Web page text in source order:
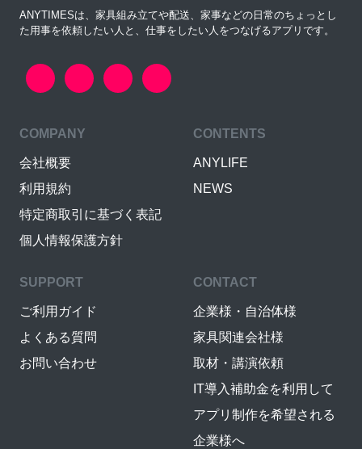
ANYTIMESは、家具組み立てや配送、家事などの日常のちょっとし
た用事を依頼したい人と、仕事をしたい人をつなげるアプリです。
COMPANY
会社概要
利用規約
特定商取引に基づく表記
個人情報保護方針
CONTENTS
ANYLIFE
NEWS
SUPPORT
ご利用ガイド
よくある質問
お問い合わせ
CONTACT
企業様・自治体様
家具関連会社様
取材・講演依頼
IT導入補助金を利用して
アプリ制作を希望される
企業様へ